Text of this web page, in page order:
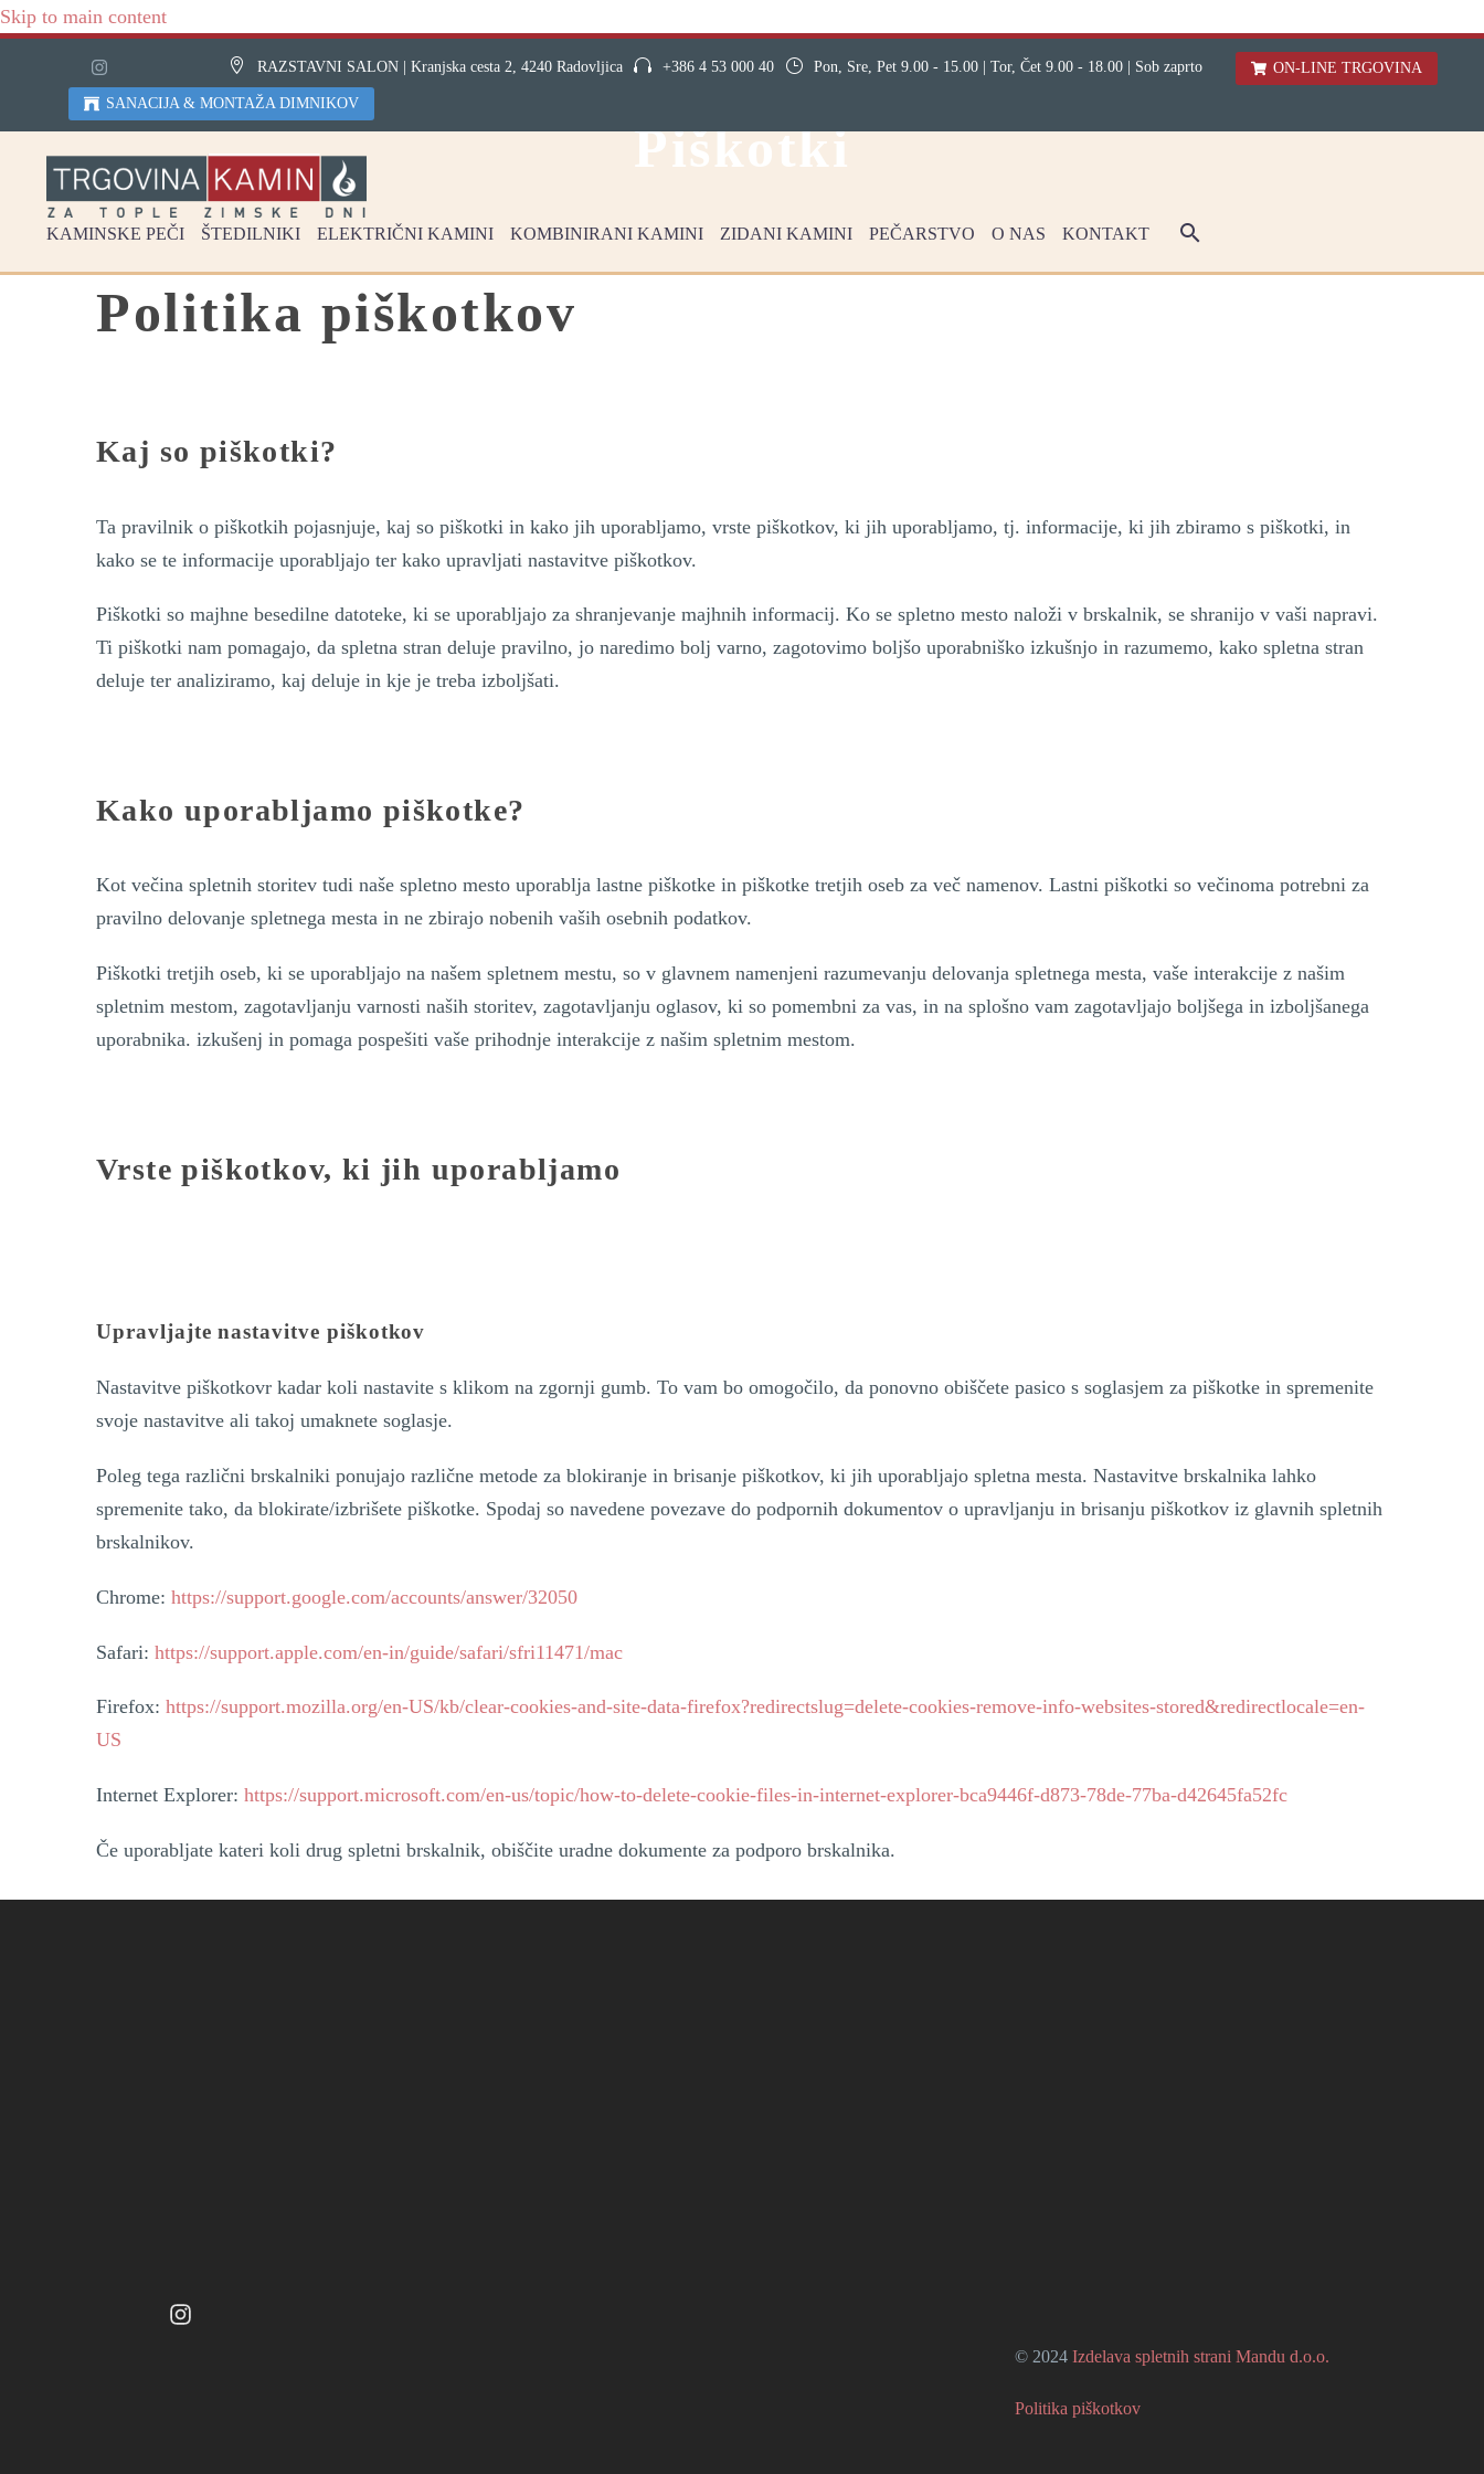
Skip to main content
RAZSTAVNI SALON | Kranjska cesta 2, 4240 Radovljica +386 4 53 000 40 Pon, Sre, Pet 9.00 - 15.00 | Tor, Čet 9.00 - 18.00 | Sob zaprto ON-LINE TRGOVINA
SANACIJA & MONTAŽA DIMNIKOV
KAMINSKE PEČI ŠTEDILNIKI ELEKTRIČNI KAMINI KOMBINIRANI KAMINI ZIDANI KAMINI PEČARSTVO O NAS KONTAKT
Piškotki
Politika piškotkov
Kaj so piškotki?
Ta pravilnik o piškotkih pojasnjuje, kaj so piškotki in kako jih uporabljamo, vrste piškotkov, ki jih uporabljamo, tj. informacije, ki jih zbiramo s piškotki, in
kako se te informacije uporabljajo ter kako upravljati nastavitve piškotkov.
Piškotki so majhne besedilne datoteke, ki se uporabljajo za shranjevanje majhnih informacij. Ko se spletno mesto naloži v brskalnik, se shranijo v vaši napravi.
Ti piškotki nam pomagajo, da spletna stran deluje pravilno, jo naredimo bolj varno, zagotovimo boljšo uporabniško izkušnjo in razumemo, kako spletna stran
deluje ter analiziramo, kaj deluje in kje je treba izboljšati.
Kako uporabljamo piškotke?
Kot večina spletnih storitev tudi naše spletno mesto uporablja lastne piškotke in piškotke tretjih oseb za več namenov. Lastni piškotki so večinoma potrebni za
pravilno delovanje spletnega mesta in ne zbirajo nobenih vaših osebnih podatkov.
Piškotki tretjih oseb, ki se uporabljajo na našem spletnem mestu, so v glavnem namenjeni razumevanju delovanja spletnega mesta, vaše interakcije z našim
spletnim mestom, zagotavljanju varnosti naših storitev, zagotavljanju oglasov, ki so pomembni za vas, in na splošno vam zagotavljajo boljšega in izboljšanega
uporabnika. izkušenj in pomaga pospešiti vaše prihodnje interakcije z našim spletnim mestom.
Vrste piškotkov, ki jih uporabljamo
Upravljajte nastavitve piškotkov
Nastavitve piškotkovr kadar koli nastavite s klikom na zgornji gumb. To vam bo omogočilo, da ponovno obiščete pasico s soglasjem za piškotke in spremenite
svoje nastavitve ali takoj umaknete soglasje.
Poleg tega različni brskalniki ponujajo različne metode za blokiranje in brisanje piškotkov, ki jih uporabljajo spletna mesta. Nastavitve brskalnika lahko
spremenite tako, da blokirate/izbrišete piškotke. Spodaj so navedene povezave do podpornih dokumentov o upravljanju in brisanju piškotkov iz glavnih spletnih
brskalnikov.
Chrome: https://support.google.com/accounts/answer/32050
Safari: https://support.apple.com/en-in/guide/safari/sfri11471/mac
Firefox: https://support.mozilla.org/en-US/kb/clear-cookies-and-site-data-firefox?redirectslug=delete-cookies-remove-info-websites-stored&redirectlocale=en-
US
Internet Explorer: https://support.microsoft.com/en-us/topic/how-to-delete-cookie-files-in-internet-explorer-bca9446f-d873-78de-77ba-d42645fa52fc
Če uporabljate kateri koli drug spletni brskalnik, obiščite uradne dokumente za podporo brskalnika.
© 2024 Izdelava spletnih strani Mandu d.o.o.
Politika piškotkov